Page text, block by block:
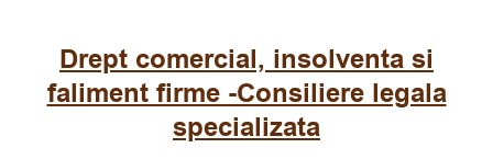
Drept comercial, insolventa si
faliment firme -Consiliere legala
specializata